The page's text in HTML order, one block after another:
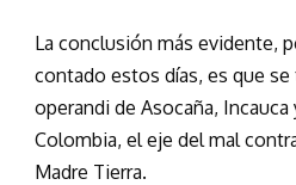
La conclusión más evidente,
contado estos días, es que
operandi de Asocaña,
Colombia, el eje del mal
Madre Tierra.